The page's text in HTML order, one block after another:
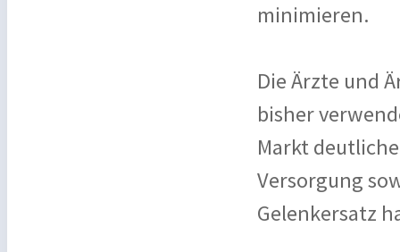
minimieren.
Die Ärzte und
bisher
Markt
Versorgung
Gelenkersatz